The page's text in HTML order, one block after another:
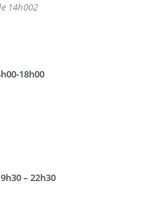
14h002
18h00
– 22h30